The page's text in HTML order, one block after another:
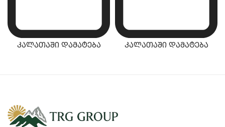
კამერის ტიპი:ღრმა, ვერტიკალური
განლაგებით
კალათაში დამატება კალათაში დამატება